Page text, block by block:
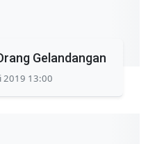
Gelandangan
2019 13:00